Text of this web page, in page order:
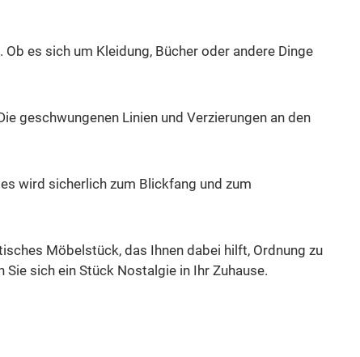
es sich um Kleidung, Bücher oder andere Dinge
geschwungenen Linien und Verzierungen an den
wird sicherlich zum Blickfang und zum
Möbelstück, das Ihnen dabei hilft, Ordnung zu
sich ein Stück Nostalgie in Ihr Zuhause.